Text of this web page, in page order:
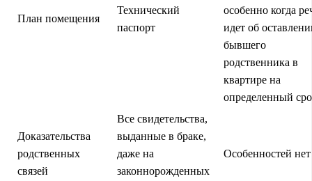
План помещения
Технический
паспорт
особенно когда
идет об
бывшего
родственника в
квартире на
определенный
Доказательства
родственных
связей
Все свидетельства,
выданные в браке,
даже на
законнорожденных
Особенностей нет